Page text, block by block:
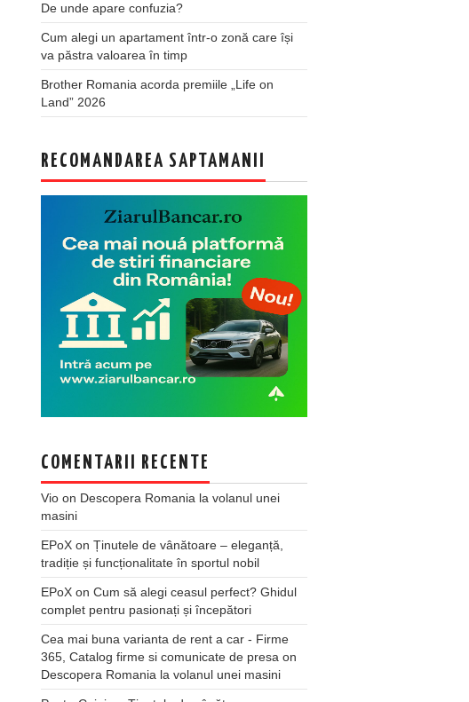
De unde apare confuzia?
Cum alegi un apartament într-o zonă care își
va păstra valoarea în timp
Brother Romania acorda premiile „Life on
Land” 2026
RECOMANDAREA SAPTAMANII
COMENTARII RECENTE
Vio on Descopera Romania la volanul unei
masini
EPoX on Ținutele de vânătoare – eleganță,
tradiție și funcționalitate în sportul nobil
EPoX on Cum să alegi ceasul perfect? Ghidul
complet pentru pasionați și începători
Cea mai buna varianta de rent a car - Firme
365, Catalog firme si comunicate de presa on
Descopera Romania la volanul unei masini